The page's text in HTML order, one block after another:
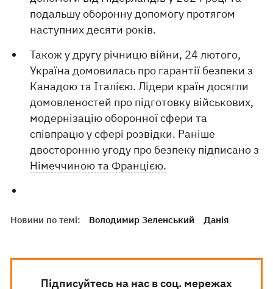
подальшу оборонну допомогу протягом
наступних десяти років.
Також у другу річницю війни, 24 лютого,
Україна домовилась про гарантії безпеки з
Канадою та Італією. Лідери країн досягли
домовленостей про підготовку військових,
модернізацію оборонної сфери та
співпрацю у сфері розвідки. Раніше
двосторонню угоду про безпеку підписано з
Німеччиною та Францією.
Новини по темі: Володимир Зеленський Данія
Підписуйтесь на нас в соц. мережах